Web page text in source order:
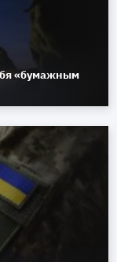
«бумажным